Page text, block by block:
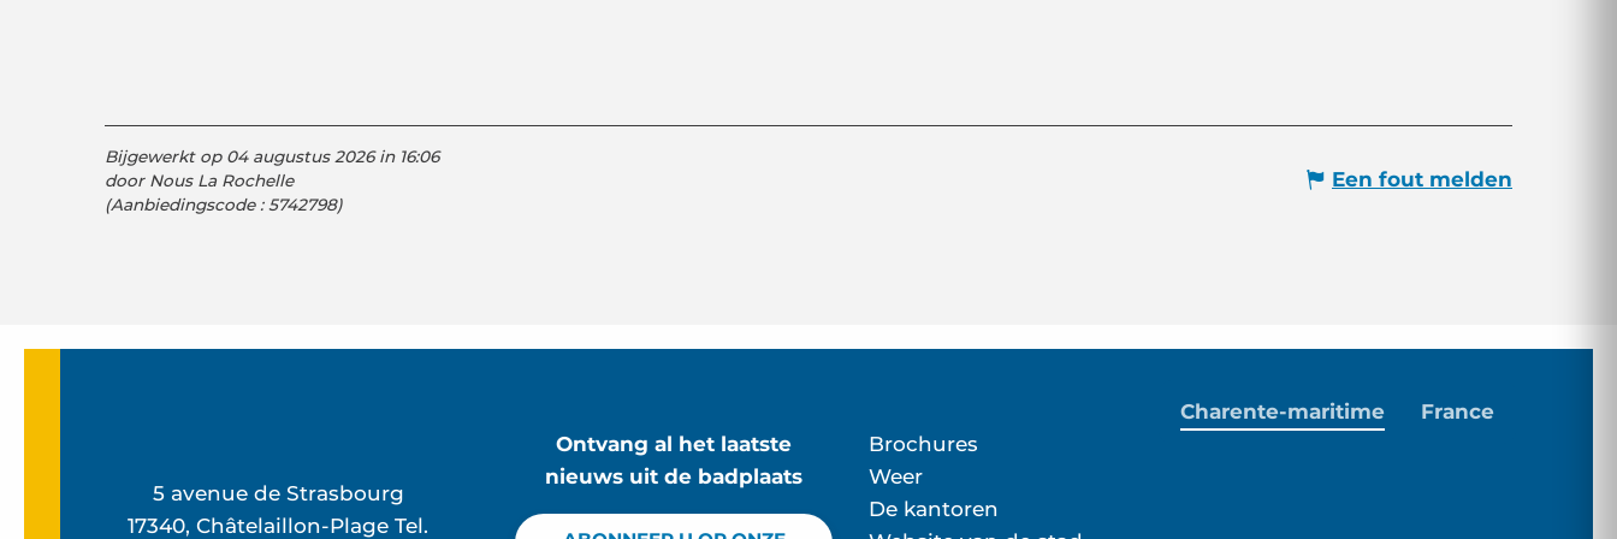
Bijgewerkt op 04 augustus 2026 in 16:06
door Nous La Rochelle
(Aanbiedingscode :5742798)
Een fout melden
5 avenue de Strasbourg
17340, Châtelaillon-Plage Tel.
Ontvang al het laatste
nieuws uit de badplaats
Brochures
Weer
De kantoren
Charente-maritime France